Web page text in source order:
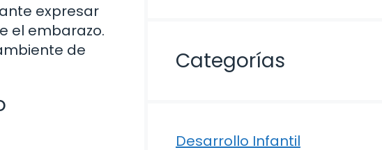
expresar
el embarazo.
de
Categorías
Desarrollo Infantil